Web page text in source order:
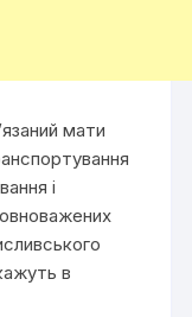
мати
і
в